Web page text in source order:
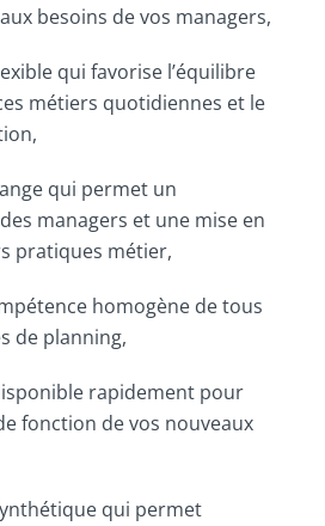
besoins de vos managers,
qui favorise l’équilibre
métiers quotidiennes et le
qui permet un
managers et une mise en
pratiques métier,
homogène de tous
de planning,
rapidement pour
fonction de vos nouveaux
qui permet